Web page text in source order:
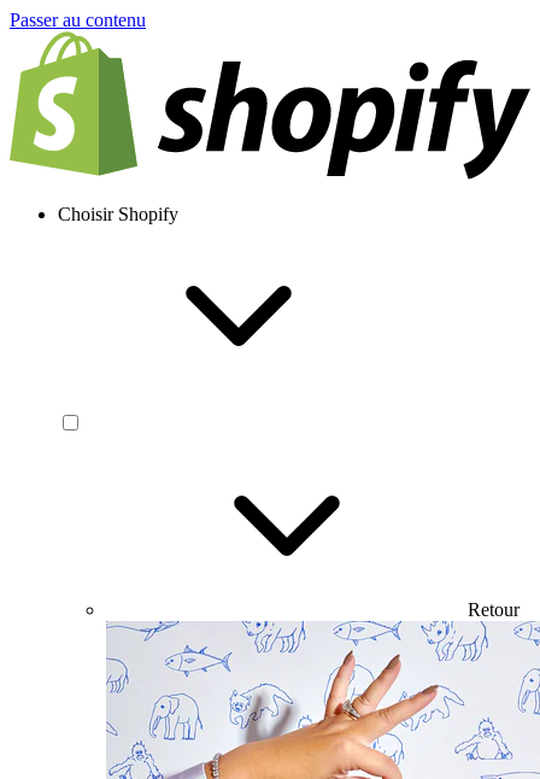
Passer au contenu
Choisir Shopify
Retour